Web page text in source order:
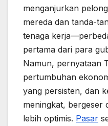
menganjurkan
mereda dan tanda-
tenaga
pertama dari para
Namun, pernyataan
pertumbuhan
yang persisten, dan
meningkat, bergeser
lebih optimis. Pasar